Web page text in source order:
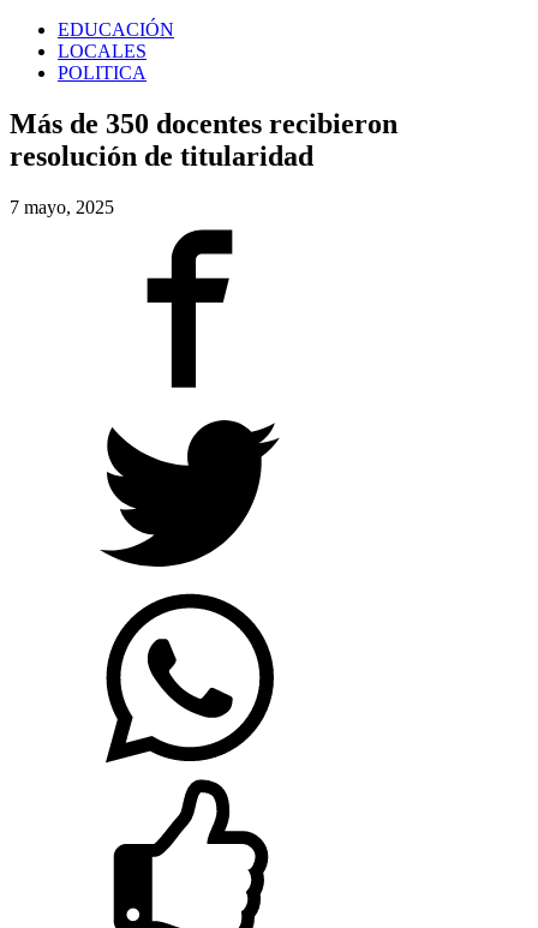
EDUCACIÓN
LOCALES
POLITICA
Más de 350 docentes recibieron
resolución de titularidad
7 mayo, 2025